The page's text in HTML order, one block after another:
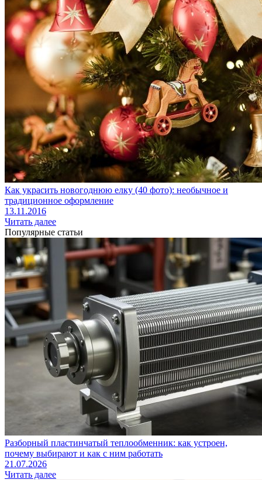
Как украсить новогоднюю елку (40 фото): необычное и
традиционное оформление
13.11.2016
Читать далее
Популярные статьи
Разборный пластинчатый теплообменник: как устроен,
почему выбирают и как с ним работать
21.07.2026
Читать далее